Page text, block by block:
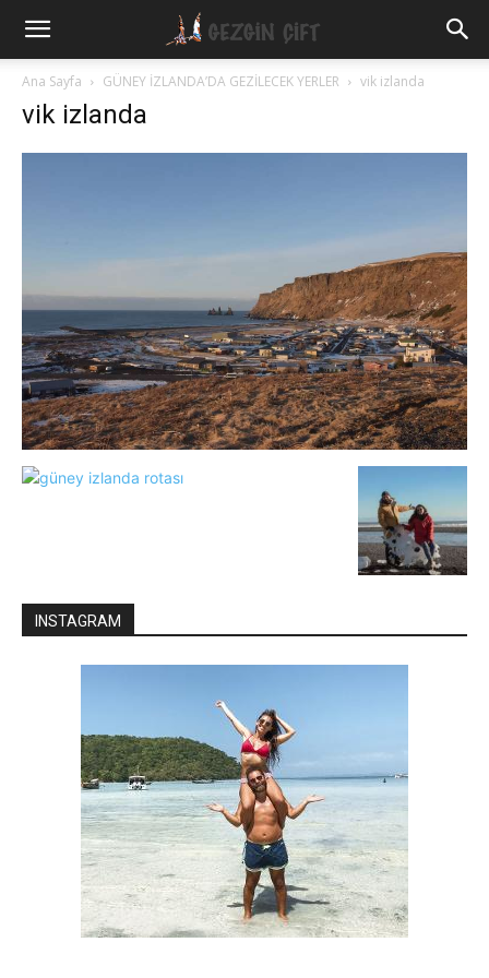
Gezgin
Ana Sayfa GÜNEY İZLANDA’DA GEZİLECEK YERLER vik izlanda
vik izlanda
INSTAGRAM